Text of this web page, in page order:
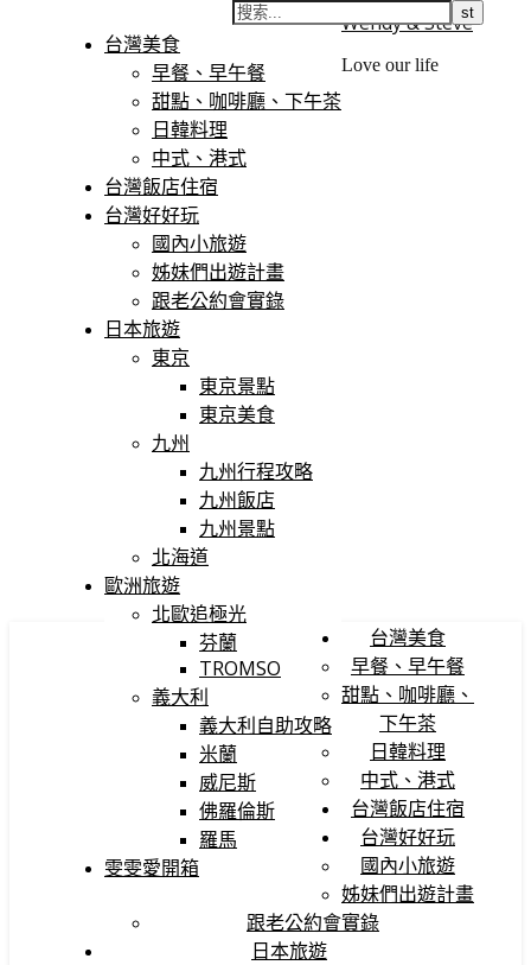
台灣美食
早餐、早午餐
甜點、咖啡廳、下午茶
日韓料理
中式、港式
台灣飯店住宿
台灣好好玩
國內小旅遊
姊妹們出遊計畫
跟老公約會實錄
日本旅遊
東京
東京景點
東京美食
九州
九州行程攻略
九州飯店
九州景點
北海道
歐洲旅遊
北歐追極光
芬蘭
TROMSO
義大利
義大利自助攻略
米蘭
威尼斯
佛羅倫斯
羅馬
雯雯愛開箱
Wendy & Steve
Love our life
台灣美食
早餐、早午餐
甜點、咖啡廳、
下午茶
日韓料理
中式、港式
台灣飯店住宿
台灣好好玩
國內小旅遊
姊妹們出遊計畫
跟老公約會實錄
日本旅遊